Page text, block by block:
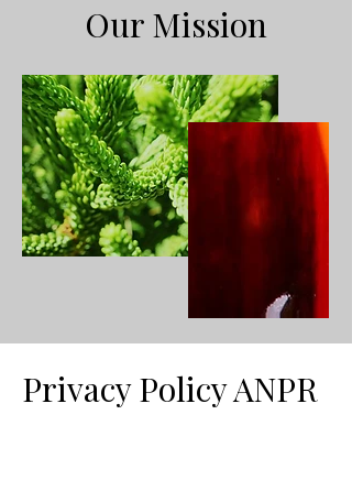
Our Mission
Privacy Policy ANPR